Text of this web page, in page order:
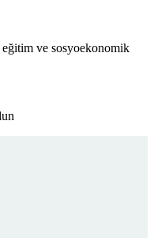
ve sosyoekonomik